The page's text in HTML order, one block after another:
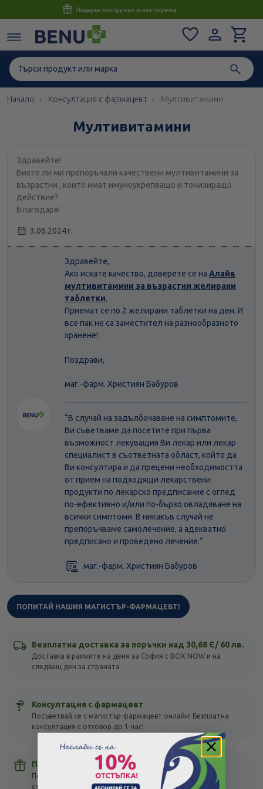
Консултация с магистър-фармацевт до 1 час
Начало Консултация с фармацевт Мултивитамини
Мултивитамини
Здравейте!
Бихте ли ми препоръчали качествени мултивитамини за
възрастни , които имат имуноукрепващо и тонизиращо
действие?
Благодаря!
3.06.2024 г.
Здравейте,
Ако искате качество, доверете се на Алайв
мултивитамини за възрастни желирани
таблетки.
Приемат се по 2 желирани таблетки на ден. И
все пак не са заместител на разнообразното
хранене!
Поздрави,
маг.-фарм. Християн Бабуров
“В случай на задълбочаване на симптомите,
Ви съветваме да посетите при първа
възможност лекуващия Ви лекар или лекар
специалист в съответната област, който да
Ви консултира и да прецени необходимостта
от прием на подходящи лекарствени
продукти по лекарско предписание с оглед
по-ефективно и/или по-бързо овладяване на
всички симптоми. В никакъв случай не
препоръчваме самолечение, а адекватно
предписано и проведено лечение.“
маг.-фарм. Християн Бабуров
ПОПИТАЙ НАШИЯ МАГИСТЪР-ФАРМАЦЕВТ!
Безплатна доставка за поръчки над 30,68 Є/ 60 лв.
Доставка в рамките на деня за София с BOX NOW и на
следващ ден за страната
Консултация с фармацевт
Посъветвай се с магистър-фармацевт онлайн! Безплатна
консултация с отговор до 1 час!
Подарък мостра с всяка поръчка
Получи подарък с всяка своя покупка, без оглед на
стойността – тествай различни продукти!